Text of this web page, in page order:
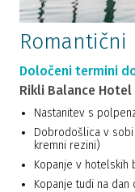
Romantični
Določeni termini
Rikli Balance Hotel
Nastanitev s
Dobrodošlica v
kremni rezini)
Kopanje v hotelskih
Kopanje tudi na dan